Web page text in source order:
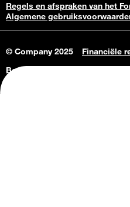
Regels en afspraken van het
Algemene
© Company 2025
Financiële
Bedrijfsgegevens